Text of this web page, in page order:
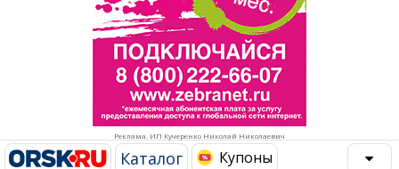
Реклама. ИП Кучеренко Николай Николаевич
Каталог Купоны
Рестораны, кафе, бары
Развлечения и отдых
Спорт Фитнес
Недвижимость
Красота Косметология
Юристы, Экспертиза, Страхование
Ремонт
Социальные организации
Это интересно
Администрация